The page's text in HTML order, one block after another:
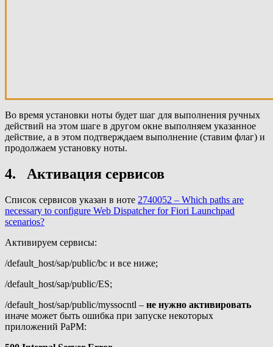
Во время установки ноты будет шаг для выполнения ручных
действий на этом шаге в другом окне выполняем указанное
действие, а в этом подтверждаем выполнение (ставим флаг) и
продолжаем установку ноты.
4. Активация сервисов
Список сервисов указан в ноте 2740052 – Which paths are
necessary to configure Web Dispatcher for Fiori Launchpad
scenarios?
Активируем сервисы:
/default_host/sap/public/bc и все ниже;
/default_host/sap/public/ES;
/default_host/sap/public/myssocntl – не нужно активировать
иначе может быть ошибка при запуске некоторых
приложений PaPM: